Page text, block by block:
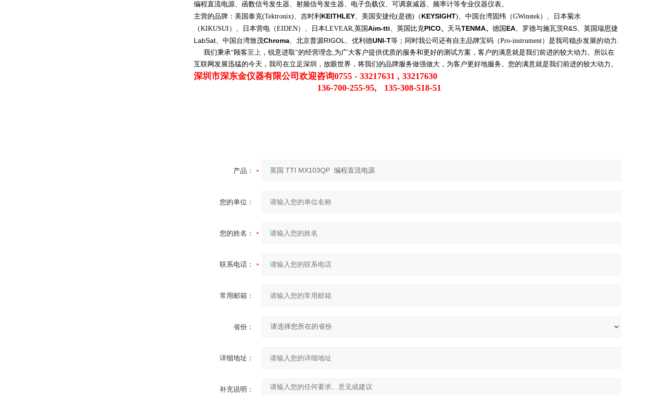
编程直流电源、函数信号发生器、射频信号发生器、电子负载仪、可调衰减器、 频率计等专业仪器仪表。
主营的品牌：美国泰克(Tektronix)、吉时利 KEITHLEY、美国安捷伦(是德) （ KEYSIGHT)、中国台湾固纬（GWinstek）、日本菊水
（KIKUSUI ）、日本营电（EIDEN）、日本LEVEAR,英国 Aim-tti、英国比克PICO、 天马TENMA、 德国 EA、 罗德与施瓦茨R&S、 英国瑞思捷
LabSat、中国台湾致茂Chroma、 北京普源RIGOL 、优利德UNI-T等；同时我公司还有自主品牌宝码（Pro-instrument）是我司稳步发展的动力 .
我们秉承“顾客至上 ，锐意进取 "的经营理念,为广大客户提供优质的服务和更好的测试方案，客户的满意就是我们前进的较大动力。所以在
互联网发展迅猛的今天，我司在立足深圳，放眼世界，将我们的品牌服务做强做大，为客户更好地服务。您的满意就是我们前进的较大动力。
深圳市深东金仪器有限公司欢迎咨询0755 - 33217631 , 33217630
136-700-255-95,
135-308-518-51
产品：
您的单位：
您的姓名：
联系电话：
常用邮箱：
省份：
详细地址：
补充说明：